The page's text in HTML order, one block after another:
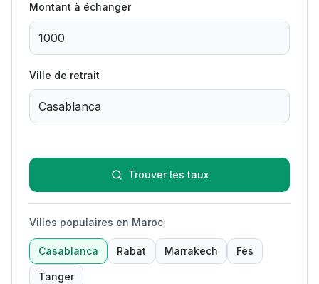
Montant à échanger
Ville de retrait
Trouver les taux
Villes populaires en Maroc:
Casablanca Rabat Marrakech Fès
Tanger